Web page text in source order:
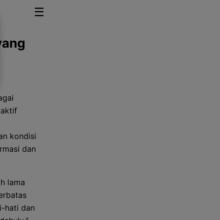
☰
aktif
kondisi
dan
lama
hati dan